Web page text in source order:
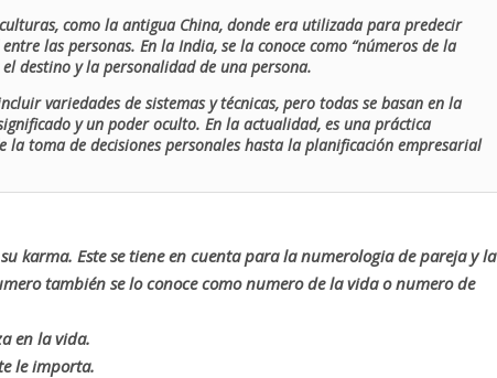
como la antigua China, donde era utilizada para predecir
las personas. En la India, se la conoce como “números de la
destino y la personalidad de una persona.
variedades de sistemas y técnicas, pero todas se basan en la
y un poder oculto. En la actualidad, es una práctica
la toma de decisiones personales hasta la planificación empresarial
karma. Este se tiene en cuenta para la numerologia de pareja y la
también se lo conoce como numero de la vida o numero de
en la vida.
le importa.